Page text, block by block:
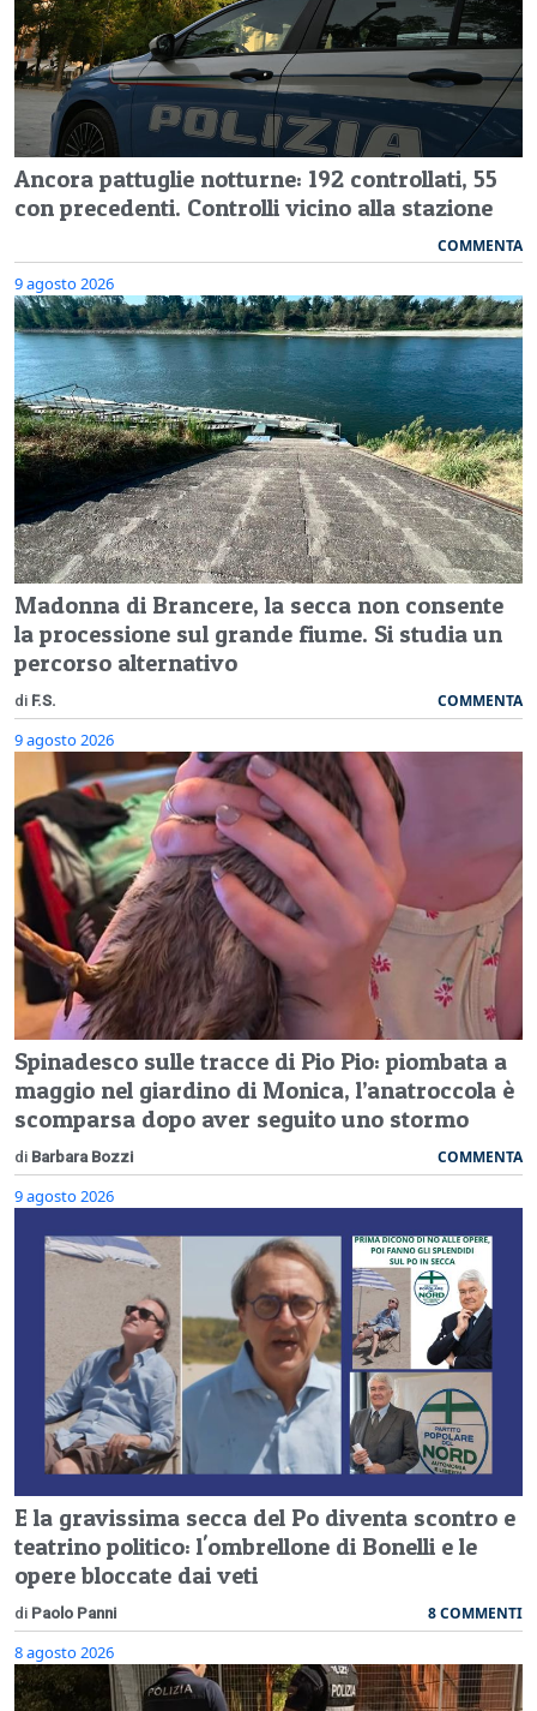
Ancora pattuglie notturne: 192 controllati, 55
con precedenti. Controlli vicino alla stazione
COMMENTA
9 agosto 2026
Madonna di Brancere, la secca non consente
la processione sul grande fiume. Si studia un
percorso alternativo
di F.S. COMMENTA
9 agosto 2026
Spinadesco sulle tracce di Pio Pio: piombata a
maggio nel giardino di Monica, l’anatroccola è
scomparsa dopo aver seguito uno stormo
di Barbara Bozzi COMMENTA
9 agosto 2026
E la gravissima secca del Po diventa scontro e
teatrino politico: l'ombrellone di Bonelli e le
opere bloccate dai veti
di Paolo Panni 8 COMMENTI
8 agosto 2026